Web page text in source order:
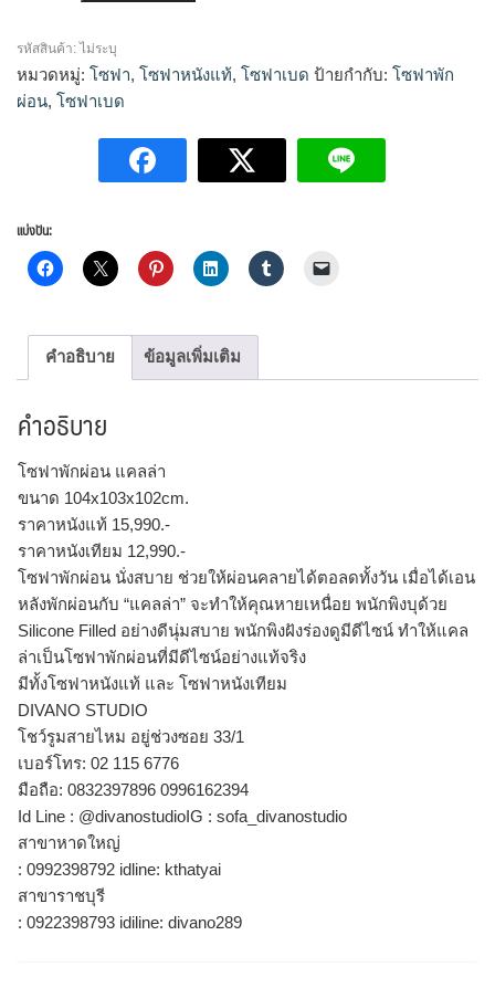
ผ่อน
แค
ลล่า
รหัสสินค้า:ไม่ระบุ
หมวดหมู่: โซฟา, โซฟาหนังแท้, โซฟาเบด ป้ายกำกับ: โซฟาพัก
ผ่อน, โซฟาเบด
แบ่งปัน:
คำอธิบาย ข้อมูลเพิ่มเติม
คำอธิบาย
โซฟาพักผ่อน แคลล่า
ขนาด 104x103x102cm.
ราคาหนังแท้ 15,990.-
ราคาหนังเทียม 12,990.-
โซฟาพักผ่อน นั่งสบาย ช่วยให้ผ่อนคลายได้ตอลดทั้งวัน เมื่อได้เอน
หลังพักผ่อนกับ “แคลล่า” จะทำให้คุณหายเหนื่อย พนักพิงบุด้วย
Silicone Filled อย่างดีนุ่มสบาย พนักพิงฝังร่องดูมีดีไซน์ ทำให้แคล
ล่าเป็นโซฟาพักผ่อนที่มีดีไซน์อย่างแท้จริง
มีทั้งโซฟาหนังแท้ และ โซฟาหนังเทียม
DIVANO STUDIO
โชว์รูมสายไหม อยู่ช่วงซอย 33/1
เบอร์โทร: 02 115 6776
มือถือ: 0832397896 0996162394
Id Line : @divanostudioIG : sofa_divanostudio
สาขาหาดใหญ่
: 0992398792 idline: kthatyai
สาขาราชบุรี
: 0922398793 idiline: divano289